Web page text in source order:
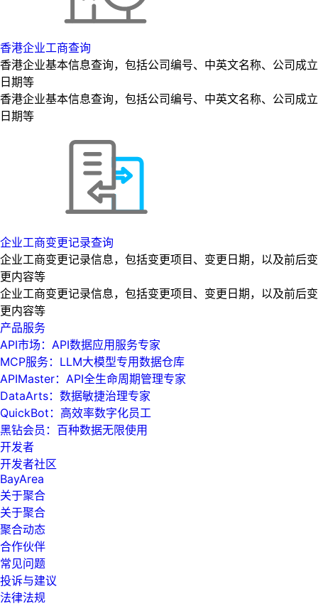
香港企业工商查询
香港企业基本信息查询，包括公司编号、中英文名称、公司成立
日期等
香港企业基本信息查询，包括公司编号、中英文名称、公司成立
日期等
企业工商变更记录查询
企业工商变更记录信息，包括变更项目、变更日期，以及前后变
更内容等
企业工商变更记录信息，包括变更项目、变更日期，以及前后变
更内容等
产品服务
API市场：API数据应用服务专家
MCP服务：LLM大模型专用数据仓库
APIMaster：API全生命周期管理专家
DataArts：数据敏捷治理专家
QuickBot：高效率数字化员工
黑钻会员：百种数据无限使用
开发者
开发者社区
BayArea
关于聚合
关于聚合
聚合动态
合作伙伴
常见问题
投诉与建议
法律法规